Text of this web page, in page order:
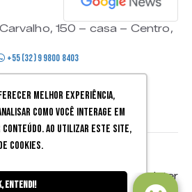
melhor experiência,
como você interage em
Ao utilizar este site,
cookies.
entendi!
150 – casa – Centro,
+55 (32) 9 9800 8403
Mobister